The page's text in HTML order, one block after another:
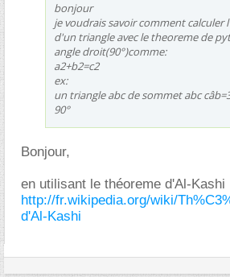
bonjour
je voudrais savoir comment calculer
d'un triangle avec le theoreme de
angle droit(90°)comme:
a2+b2=c2
ex:
un triangle abc de sommet abc
90°
Bonjour,
en utilisant le théoreme d'Al-Kashi
http://fr.wikipedia.org/wiki/
d'Al-Kashi